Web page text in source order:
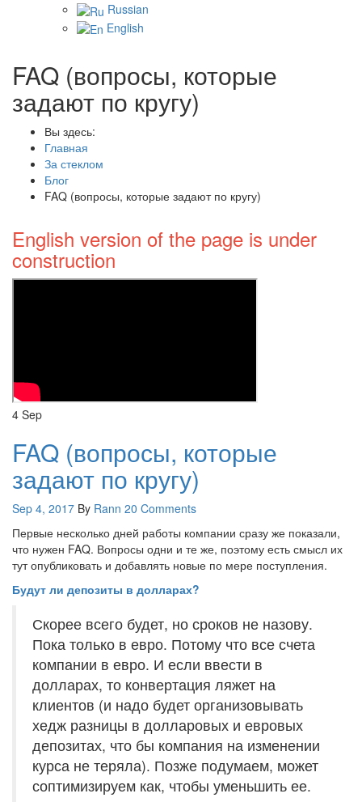
Russian
English
FAQ (вопросы, которые
задают по кругу)
Вы здесь:
Главная
За стеклом
Блог
FAQ (вопросы, которые задают по кругу)
English version of the page is under
construction
4 Sep
FAQ (вопросы, которые
задают по кругу)
Sep 4, 2017 By Rann 20 Comments
Первые несколько дней работы компании сразу же показали,
что нужен FAQ. Вопросы одни и те же, поэтому есть смысл их
тут опубликовать и добавлять новые по мере поступления.
Будут ли депозиты в долларах?
Скорее всего будет, но сроков не назову.
Пока только в евро. Потому что все счета
компании в евро. И если ввести в
долларах, то конвертация ляжет на
клиентов (и надо будет организовывать
хедж разницы в долларовых и евровых
депозитах, что бы компания на изменении
курса не теряла). Позже подумаем, может
соптимизируем как, чтобы уменьшить ее.